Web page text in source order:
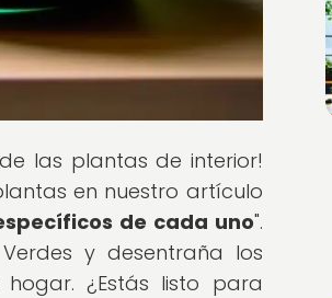
las plantas de interior!
en nuestro artículo
de cada uno".
y desentraña los
¿Estás listo para